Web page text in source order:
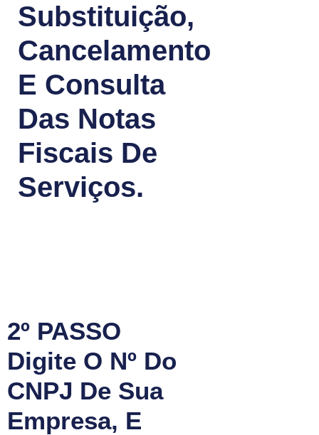
Substituição,
Cancelamento
E Consulta
Das Notas
Fiscais De
Serviços.
2º PASSO
Digite O Nº Do
CNPJ De Sua
Empresa, E